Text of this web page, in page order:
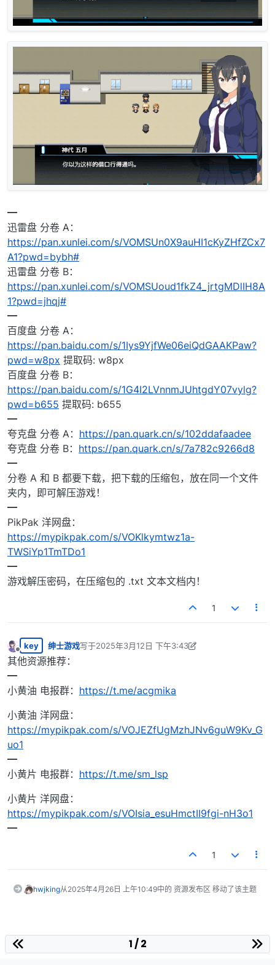
━
迅雷盘 分卷 A：
https://pan.xunlei.com/s/VOMSUn0X9auHI1cKyZHfZCx7
A1?pwd=bybh#
迅雷盘 分卷 B：
https://pan.xunlei.com/s/VOMSUoud1fkZ4_jrtgMDlIH8A
1?pwd=jhqj#
━
百度盘 分卷 A：
https://pan.baidu.com/s/1Iys9YjfWe06eiQdGAAKPaw?
pwd=w8px 提取码: w8px
百度盘 分卷 B：
https://pan.baidu.com/s/1G4I2LVnnmJUhtgdY07vylg?
pwd=b655 提取码: b655
━
夸克盘 分卷 A： https://pan.quark.cn/s/102ddafaadee
夸克盘 分卷 B： https://pan.quark.cn/s/7a782c9266d8
━
分卷 A 和 B 都要下载，把下载的压缩包，放在同一个文件
夹内，即可解压游戏！
━
PikPak 洋网盘：
https://mypikpak.com/s/VOKlkymtwz1a-
TWSiYp1TmTDo1
━
游戏解压密码，在压缩包的 .txt 文本文档内！
1
离线
key 绅士游戏写于2025年3月12日 下午3:43
最后由 绅士游戏 编辑 2025年3月14日 下午5:46
其他资源推荐：
━
小黄油 电报群： https://t.me/acgmika
小黄油 洋网盘：
https://mypikpak.com/s/VOJEZfUgMzhJNv6guW9Kv_G
uo1
━
小黄片 电报群： https://t.me/sm_lsp
小黄片 洋网盘：
https://mypikpak.com/s/VOIsia_esuHmctII9fgi-nH3o1
━
1
hwjking从2025年4月26日 上午10:49中的 资源发布区 移动了该主题
1 / 2